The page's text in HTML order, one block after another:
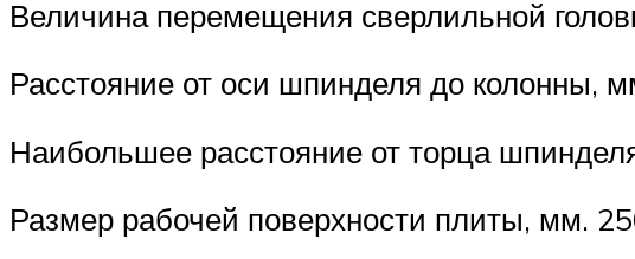
Величина перемещения сверлильной
Расстояние от оси шпинделя до колонны,
Наибольшее расстояние от торца
Размер рабочей поверхности плиты, мм.